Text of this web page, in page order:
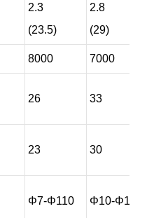
2.3
(23.5)
2.8
(29)
8000 7000
26 33
23 30
Φ7-Φ110 Φ10-Φ135